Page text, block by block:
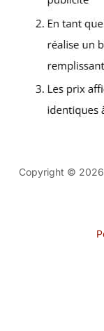
Copyright © 2026